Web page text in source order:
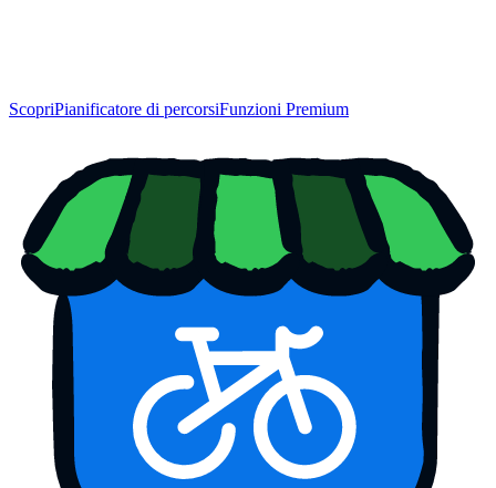
ScopriPianificatore di percorsiFunzioni Premium